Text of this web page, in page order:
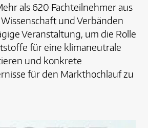
als 620 Fachteilnehmer aus
und Verbänden
Veranstaltung, um die Rolle
für eine klimaneutrale
und konkrete
für den Markthochlauf zu